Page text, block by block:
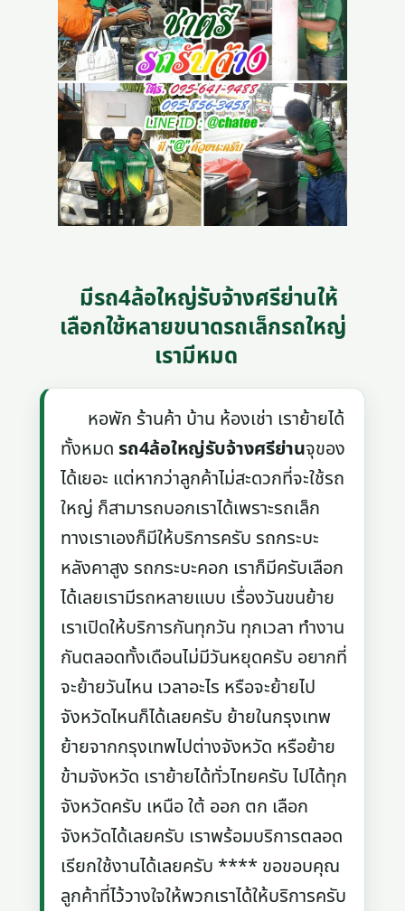
มีรถ4ล้อใหญ่รับจ้างศรีย่านให้
เลือกใช้หลายขนาดรถเล็กรถใหญ่
เรามีหมด
หอพัก ร้านค้า บ้าน ห้องเช่า เราย้ายได้
ทั้งหมดรถ4ล้อใหญ่รับจ้างศรีย่านจุของ
ได้เยอะ แต่หากว่าลูกค้าไม่สะดวกที่จะใช้รถ
ใหญ่ ก็สามารถบอกเราได้เพราะรถเล็ก
ทางเราเองก็มีให้บริการครับ รถกระบะ
หลังคาสูง รถกระบะคอก เราก็มีครับเลือก
ได้เลยเรามีรถหลายแบบ เรื่องวันขนย้าย
เราเปิดให้บริการกันทุกวัน ทุกเวลา ทำงาน
กันตลอดทั้งเดือนไม่มีวันหยุดครับ อยากที่
จะย้ายวันไหน เวลาอะไร หรือจะย้ายไป
จังหวัดไหนก็ได้เลยครับ ย้ายในกรุงเทพ
ย้ายจากกรุงเทพไปต่างจังหวัด หรือย้าย
ข้ามจังหวัด เราย้ายได้ทั่วไทยครับ ไปได้ทุก
จังหวัดครับ เหนือ ใต้ ออก ตก เลือก
จังหวัดได้เลยครับ เราพร้อมบริการตลอด
เรียกใช้งานได้เลยครับ **** ขอขอบคุณ
ลูกค้าที่ไว้วางใจให้พวกเราได้ให้บริการครับ